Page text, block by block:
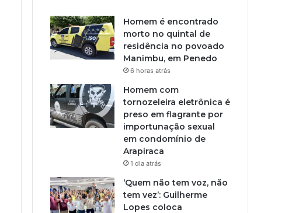
Homem é encontrado
morto no quintal de
residência no povoado
Manimbu, em Penedo
6 horas atrás
Homem com
tornozeleira eletrônica é
preso em flagrante por
importunação sexual
em condomínio de
Arapiraca
1 dia atrás
‘Quem não tem voz, não
tem vez’: Guilherme
Lopes coloca